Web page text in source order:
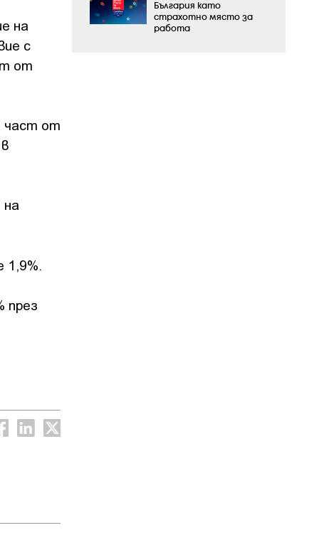
на
с
от
част от
1,9%.
през
България като
страхотно място за
работа